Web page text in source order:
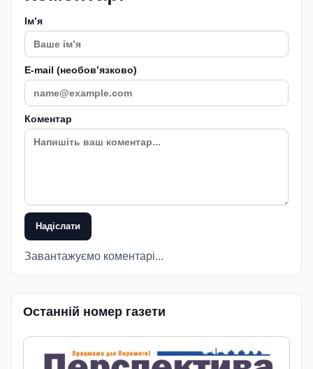
Імʼя
E-mail (необовʼязково)
Коментар
Надіслати
Завантажуємо коментарі...
Останній номер газети